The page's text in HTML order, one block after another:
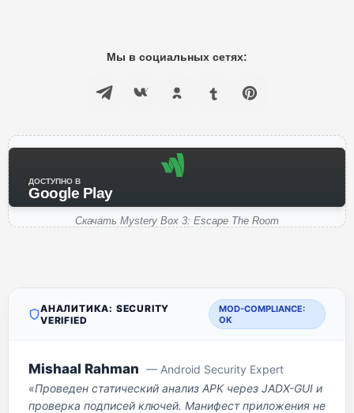
Мы в социальных сетях:
ДОСТУПНО В
Google Play
Скачать Mystery Box 3: Escape The Room
АНАЛИТИКА: SECURITY
VERIFIED
MOD-COMPLIANCE:
OK
Mishaal Rahman — Android Security Expert
«Проведен статический анализ APK через JADX-GUI и
проверка подписей ключей. Манифест приложения не